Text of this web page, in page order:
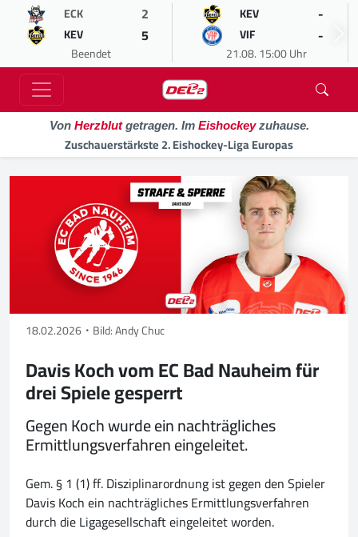
ECK 2
KEV 5
Beendet
KEV -
VIF -
21.08. 15:00 Uhr
Von Herzblutgetragen. Im Eishockeyzuhause.
Zuschauerstärkste 2. Eishockey-Liga Europas
18.02.2026 Bild: Andy Chuc
Davis Koch vom EC Bad Nauheim für
drei Spiele gesperrt
Gegen Koch wurde ein nachträgliches
Ermittlungsverfahren eingeleitet.
Gem. § 1 (1) ff. Disziplinarordnung ist gegen den Spieler
Davis Koch ein nachträgliches Ermittlungsverfahren
durch die Ligagesellschaft eingeleitet worden.